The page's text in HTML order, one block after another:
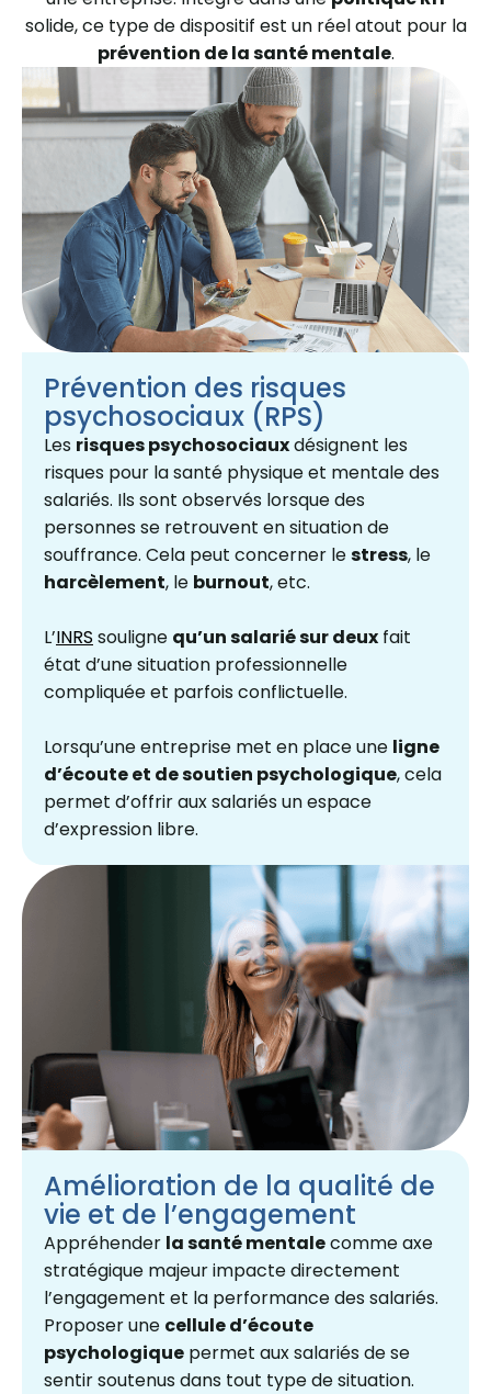
solide, ce type de dispositif est un réel atout pour la
prévention de la santé mentale.
Prévention des risques
psychosociaux (RPS)
Les risques psychosociauxdésignent les
risques pour la santé physique et mentale des
salariés. Ils sont observés lorsque des
personnes se retrouvent en situation de
souffrance. Cela peut concerner lestress, le
harcèlement, le burnout, etc.
L’INRS souligne qu’un salarié sur deux fait
état d’une situation professionnelle
compliquée et parfois conflictuelle.
Lorsqu’une entreprise met en place une ligne
d’écoute et de soutien psychologique, cela
permet d’offrir aux salariés un espace
d’expression libre.
Amélioration de la qualité de
vie et de l’engagement
Appréhender la santé mentalecomme axe
stratégique majeur impacte directement
l’engagement et la performance des salariés.
Proposer une cellule d’écoute
psychologique permet aux salariés de se
sentir soutenus dans tout type de situation.